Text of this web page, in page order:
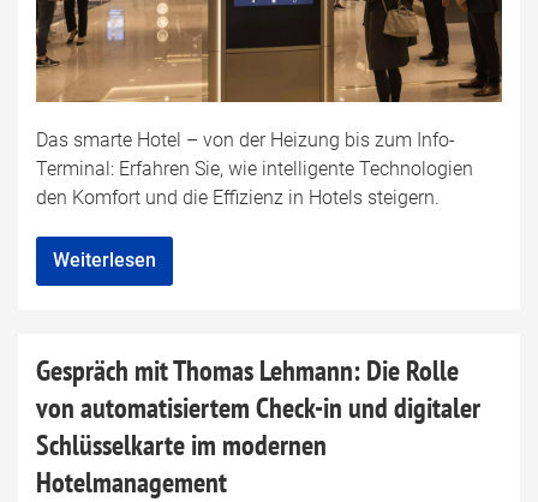
Das smarte Hotel – von der Heizung bis zum Info-
Terminal: Erfahren Sie, wie intelligente Technologien
den Komfort und die Effizienz in Hotels steigern.
Weiterlesen
Gespräch mit Thomas Lehmann: Die Rolle
von automatisiertem Check-in und digitaler
Schlüsselkarte im modernen
Hotelmanagement